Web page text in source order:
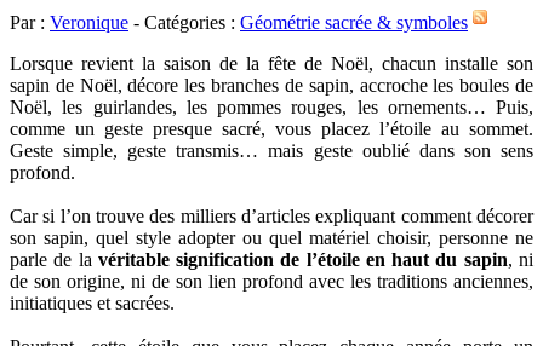
Par : Veronique - Catégories : Géométrie sacrée & symboles
Lorsque revient la saison de la fête de Noël, chacun installe son
sapin de Noël, décore les branches de sapin, accroche les boules de
Noël, les guirlandes, les pommes rouges, les ornements… Puis,
comme un geste presque sacré, vous placez l’étoile au sommet.
Geste simple, geste transmis… mais geste oublié dans son sens
profond.
Car si l’on trouve des milliers d’articles expliquant comment décorer
son sapin, quel style adopter ou quel matériel choisir, personne ne
parle de la véritable signification de l’étoile en haut du sapin, ni
de son origine, ni de son lien profond avec les traditions anciennes,
initiatiques et sacrées.